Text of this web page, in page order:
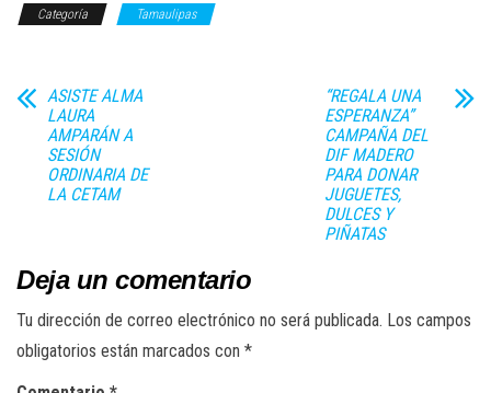
Categoría Tamaulipas
ASISTE ALMA
LAURA
AMPARÁN A
SESIÓN
ORDINARIA DE
LA CETAM
“REGALA UNA
ESPERANZA”
CAMPAÑA DEL
DIF MADERO
PARA DONAR
JUGUETES,
DULCES Y
PIÑATAS
Deja un comentario
Tu dirección de correo electrónico no será publicada. Los campos
obligatorios están marcados con *